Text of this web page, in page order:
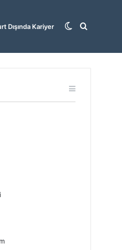
Dışında Kariyer Arama
Dış